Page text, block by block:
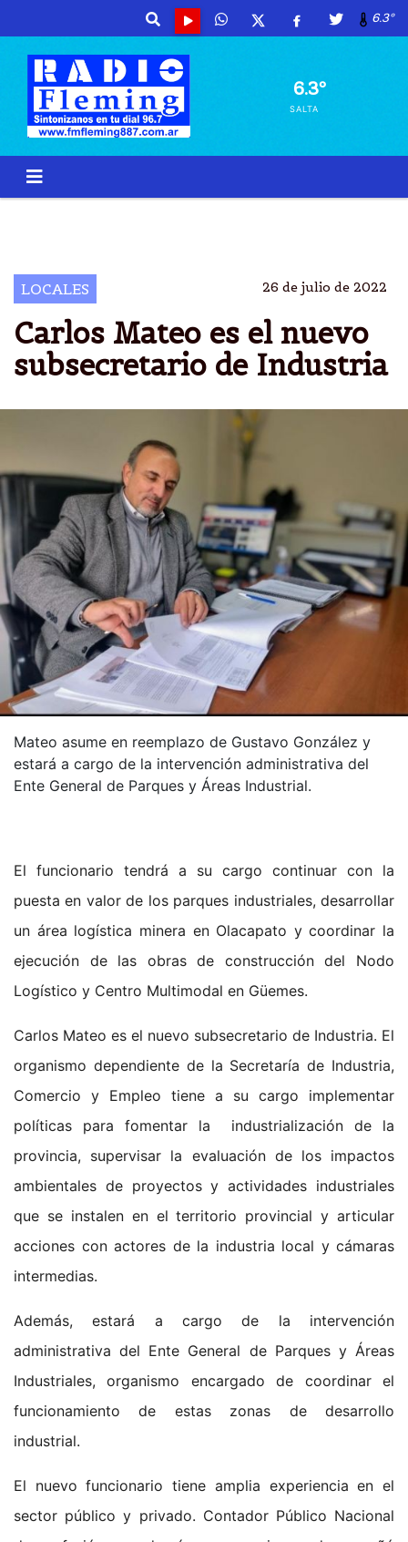
6.3º
6.3º
SALTA
LOCALES 26 de julio de 2022
Carlos Mateo es el nuevo
subsecretario de Industria
Mateo asume en reemplazo de Gustavo González y
estará a cargo de la intervención administrativa del
Ente General de Parques y Áreas Industrial.
El funcionario tendrá a su cargo continuar con la
puesta en valor de los parques industriales, desarrollar
un área logística minera en Olacapato y coordinar la
ejecución de las obras de construcción del Nodo
Logístico y Centro Multimodal en Güemes.
Carlos Mateo es el nuevo subsecretario de Industria. El
organismo dependiente de la Secretaría de Industria,
Comercio y Empleo tiene a su cargo implementar
políticas para fomentar la industrialización de la
provincia, supervisar la evaluación de los impactos
ambientales de proyectos y actividades industriales
que se instalen en el territorio provincial y articular
acciones con actores de la industria local y cámaras
intermedias.
Además, estará a cargo de la intervención
administrativa del Ente General de Parques y Áreas
Industriales, organismo encargado de coordinar el
funcionamiento de estas zonas de desarrollo
industrial.
El nuevo funcionario tiene amplia experiencia en el
sector público y privado. Contador Público Nacional